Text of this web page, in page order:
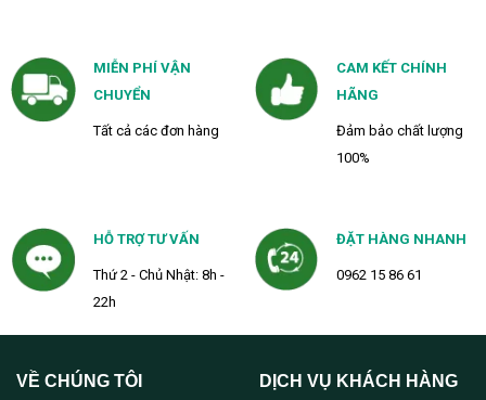
MIỄN PHÍ VẬN
CHUYỂN
Tất cả các đơn hàng
CAM KẾT CHÍNH
HÃNG
Đảm bảo chất lượng
100%
HỖ TRỢ TƯ VẤN
Thứ 2 - Chủ Nhật: 8h -
22h
ĐẶT HÀNG NHANH
0962 15 86 61
VỀ CHÚNG TÔI DỊCH VỤ KHÁCH HÀNG